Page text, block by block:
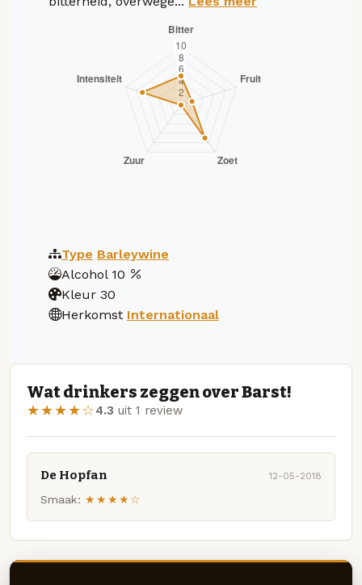
Type Barleywine
Alcohol 10
Kleur 30
Herkomst Internationaal
Wat drinkers zeggen over Barst!
★★★★☆4.3 uit 1 review
De Hopfan 12-05-2018
Smaak: ★★★★☆